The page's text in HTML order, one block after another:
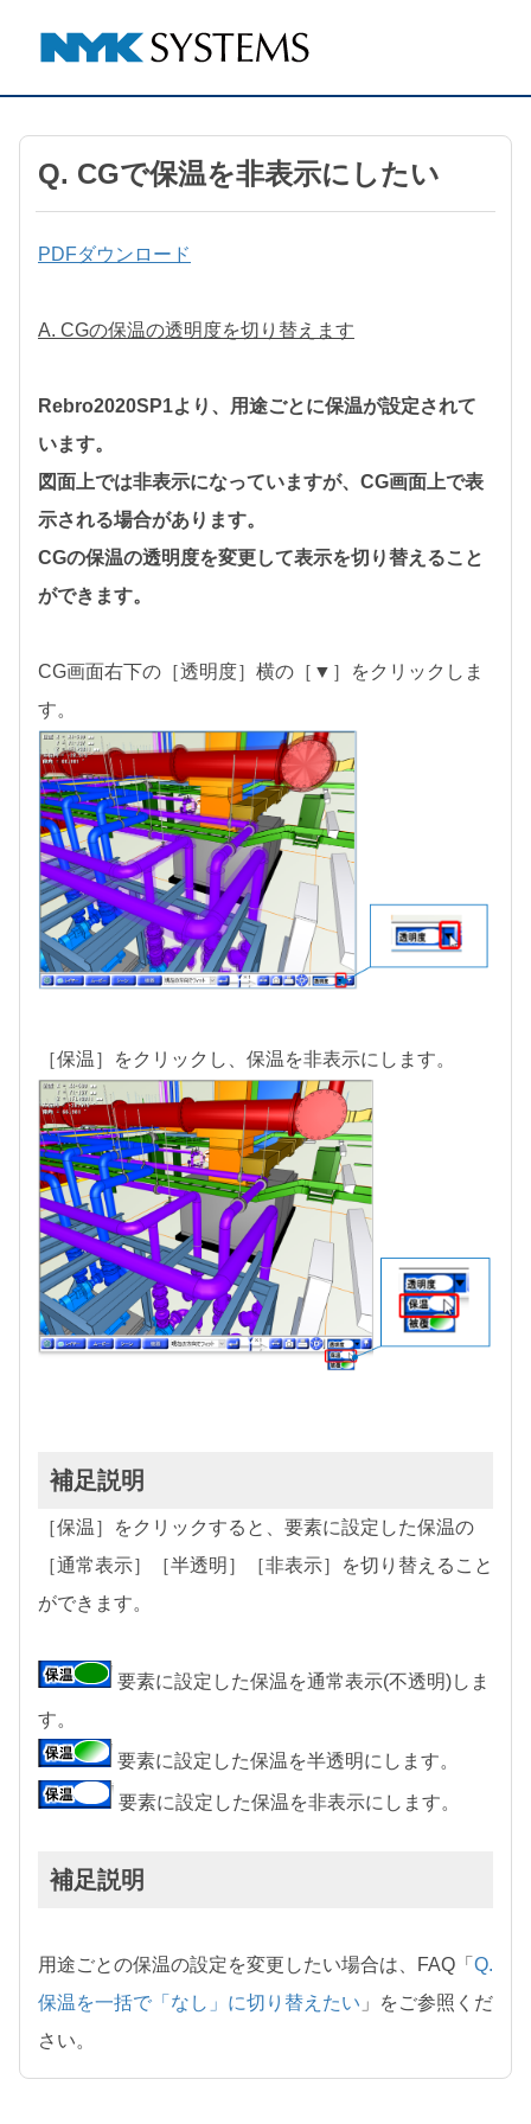
Q. CGで保温を非表示にしたい
PDFダウンロード
A. CGの保温の透明度を切り替えます
Rebro2020SP1より、用途ごとに保温が設定されて
います。
図面上では非表示になっていますが、CG画面上で表
示される場合があります。
CGの保温の透明度を変更して表示を切り替えること
ができます。
CG画面右下の［透明度］横の［▼］をクリックしま
す。
［保温］をクリックし、保温を非表示にします。
補足説明
［保温］をクリックすると、要素に設定した保温の
［通常表示］［半透明］［非表示］を切り替えること
ができます。
要素に設定した保温を通常表示(不透明)しま
す。
要素に設定した保温を半透明にします。
要素に設定した保温を非表示にします。
補足説明
用途ごとの保温の設定を変更したい場合は、FAQ「 Q.
保温を一括で「なし」に切り替えたい 」をご参照くだ
さい。